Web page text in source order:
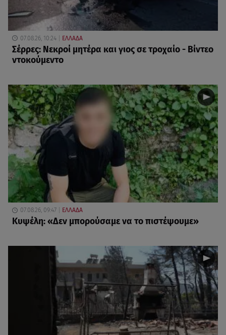
07.08.26, 10:24 ΕΛΛΑΔΑ
Σέρρες: Νεκροί μητέρα και γιος σε τροχαίο - Βίντεο
ντοκούμεντο
07.08.26, 09:47 ΕΛΛΑΔΑ
Κυψέλη: «Δεν μπορούσαμε να το πιστέψουμε»